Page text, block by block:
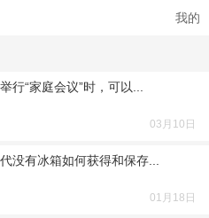
我的
行“家庭会议”时，可以...
03月10日
没有冰箱如何获得和保存...
01月18日